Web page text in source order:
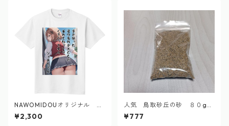
NAWOMIDOUオリジナル シ
ィカちゃん 短歌Tシャツ 2
024.9
¥2,300
人気 鳥取砂丘の砂 ８０g
自然採集
¥777